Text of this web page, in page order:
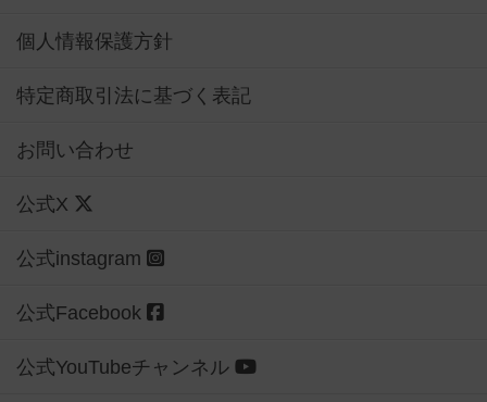
個人情報保護方針
特定商取引法に基づく表記
お問い合わせ
公式X
公式instagram
公式Facebook
公式YouTubeチャンネル